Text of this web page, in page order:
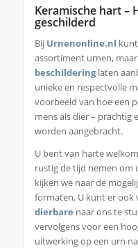
Keramische hart –
geschilderd
Bij Urnenonline.nl
assortiment urnen,
beschilderinglaten
unieke en respectvolle
voorbeeld van hoe een
mens als dier – prachtig
worden aangebracht.
U bent van harte
rustig de tijd nemen om
kijken we naar de
formaten. U kunt er ook
dierbare naar ons te
vervolgens voor een
uitwerking op een urn